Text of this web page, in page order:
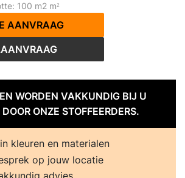
100 m2 m2
AANVRAAG
WORDEN VAKKUNDIG BIJ U
ONZE STOFFEERDERS.
kleuren en materialen
op jouw locatie